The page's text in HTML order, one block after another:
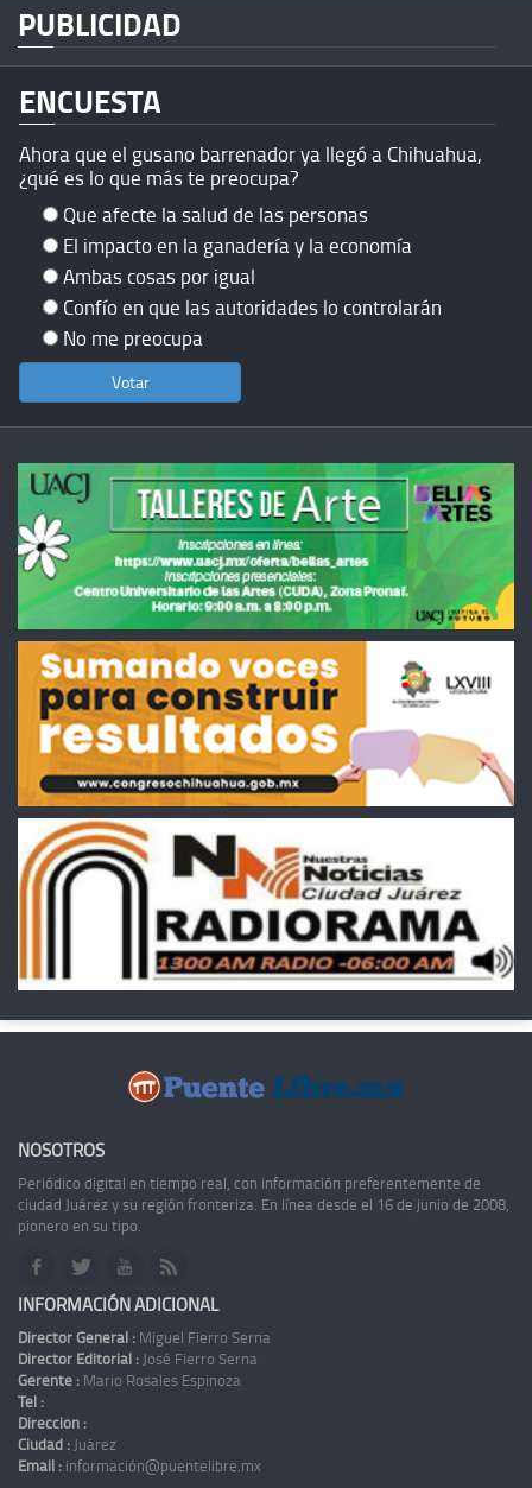
PUBLICIDAD
ENCUESTA
Ahora que el gusano barrenador ya llegó a Chihuahua,
¿qué es lo que más te preocupa?
Que afecte la salud de las personas
El impacto en la ganadería y la economía
Ambas cosas por igual
Confío en que las autoridades lo controlarán
No me preocupa
NOSOTROS
Periódico digital en tiempo real, con información preferentemente de
ciudad Juárez y su región fronteriza. En línea desde el 16 de junio de 2008,
pionero en su tipo.
INFORMACIÓN ADICIONAL
Director General : Miguel Fierro Serna
Director Editorial : José Fierro Serna
Gerente : Mario Rosales Espinoza
Tel :
Dirección :
Ciudad : Juárez
Email : información@puentelibre.mx